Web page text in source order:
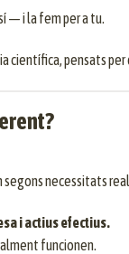
— i la fem per a tu.
científica, pensats
necessitats
i actius efectius.
funcionen.